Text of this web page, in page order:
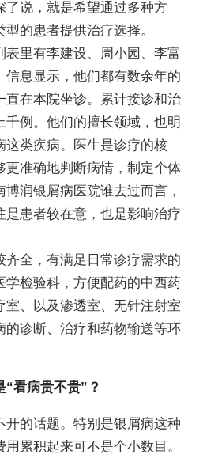
了说，就是希望通过多种方
的患者提供治疗选择。
里有李建设、周小园、李富
信息显示，他们都有数余年的
直在本院坐诊。累计接诊和治
例。他们的擅长领域，也明
这类疾病。医生是诊疗的核
更准确地判断病情，制定个体
润银屑病医院谁去过而言，
是患者较在意，也是影响治疗
齐全，有满足日常诊疗需求的
学检验科，方便配药的中西药
室、以及渗透室、无针注射室
的诊断、治疗和药物输送等环
“看病贵不贵”？
开的话题。特别是银屑病这种
累积起来可不是个小数目。